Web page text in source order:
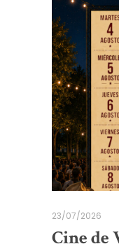
23/07/2026
Cine de